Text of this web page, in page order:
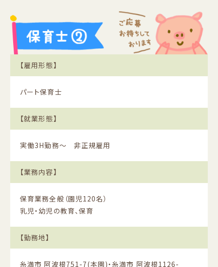
【雇用形態】
パート保育士
【就業形態】
実働3H勤務〜 非正規雇用
【業務内容】
保育業務全般（園児120名）
乳児・幼児の教育、保育
【勤務地】
糸満市 阿波根751-7(本園)・糸満市 阿波根1126-